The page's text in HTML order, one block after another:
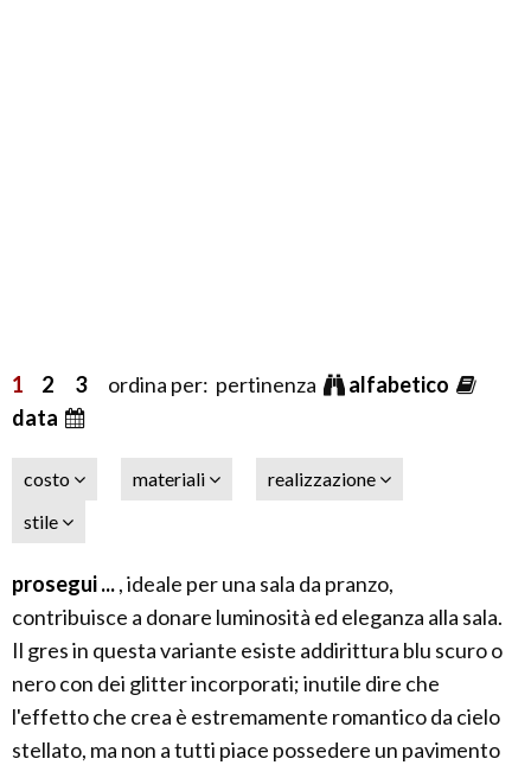
1 2 3ordina per: pertinenza
alfabetico
data
costo materiali
realizzazione
stile
prosegui ..., ideale per una sala da pranzo,
contribuisce a donare luminosità ed eleganza alla sala.
Il gres in questa variante esiste addirittura blu scuro o
nero con dei glitter incorporati; inutile dire che
l'effetto che crea è estremamente romantico da cielo
stellato, ma non a tutti piace possedere un pavimento